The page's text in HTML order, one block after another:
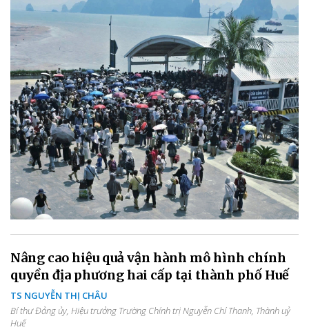
Nâng cao hiệu quả vận hành mô hình chính
quyền địa phương hai cấp tại thành phố Huế
TS NGUYỄN THỊ CHÂU
Bí thư Đảng ủy, Hiệu trưởng Trường Chính trị Nguyễn Chí Thanh, Thành uỷ
Huế